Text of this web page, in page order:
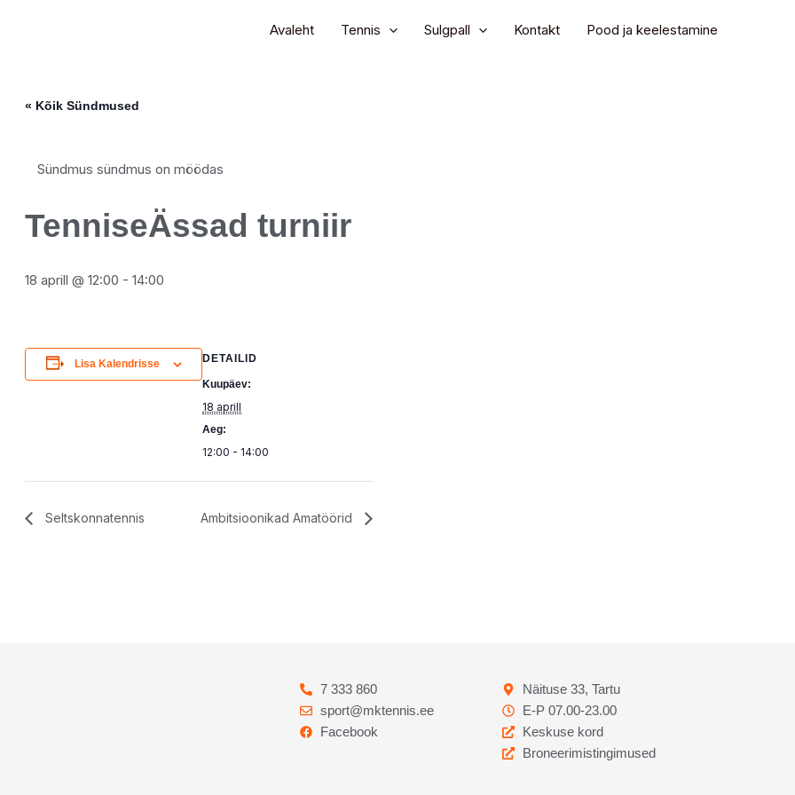
Avaleht Tennis Sulgpall Kontakt Pood ja keelestamine
« Kõik Sündmused
Sündmus sündmus on möödas
TenniseÄssad turniir
18 aprill @ 12:00 - 14:00
Lisa Kalendrisse DETAILID
Kuupäev:
18 aprill
Aeg:
12:00 - 14:00
Seltskonnatennis Ambitsioonikad Amatöörid
7 333 860
sport@mktennis.ee
Facebook
Näituse 33, Tartu
E-P 07.00-23.00
Keskuse kord
Broneerimistingimused